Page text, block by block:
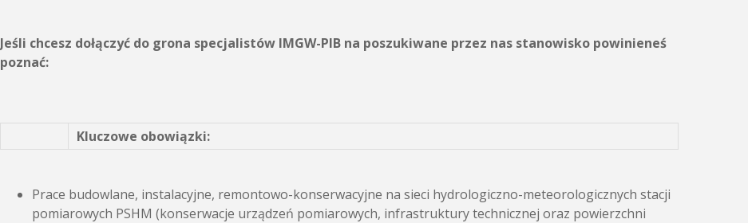
Jeśli chcesz dołączyć do grona specjalistów IMGW-PIB na poszukiwane przez nas stanowisko powinieneś
poznać:
Kluczowe obowiązki:
Prace budowlane, instalacyjne, remontowo-konserwacyjne na sieci hydrologiczno-meteorologicznych stacji
pomiarowych PSHM (konserwacje urządzeń pomiarowych, infrastruktury technicznej oraz powierzchni